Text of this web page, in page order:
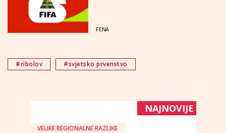
FENA
#ribolov #svjetsko prvenstvo
NAJNOVIJE
VELIKE REGIONALNE RAZLIKE